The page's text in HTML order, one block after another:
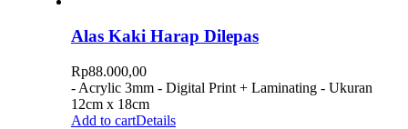
Alas Kaki Harap Dilepas
Rp88.000,00
- Acrylic 3mm - Digital Print + Laminating - Ukuran
12cm x 18cm
Add to cartDetails